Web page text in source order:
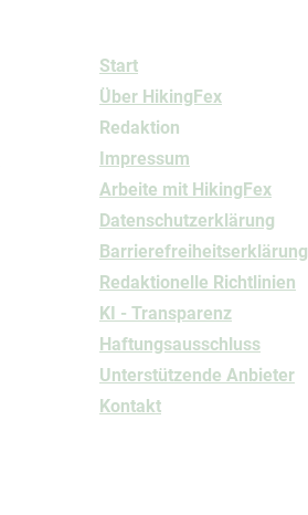
Start
Über HikingFex
Redaktion
Impressum
Arbeite mit HikingFex
Datenschutz​erklärung
Barrierefreiheitserklärung
Redaktionelle Richtlinien
KI - Transparenz
Haftungsausschluss
Unterstützende Anbieter
Kontakt